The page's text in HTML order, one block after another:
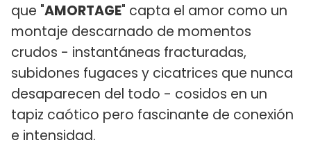
que "AMORTAGE" capta el amor como un
montaje descarnado de momentos
crudos - instantáneas fracturadas,
subidones fugaces y cicatrices que nunca
desaparecen del todo - cosidos en un
tapiz caótico pero fascinante de conexión
e intensidad.